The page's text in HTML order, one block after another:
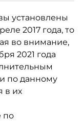
установлены
2017 года, то
во внимание,
2021 года
по данному
в их
по